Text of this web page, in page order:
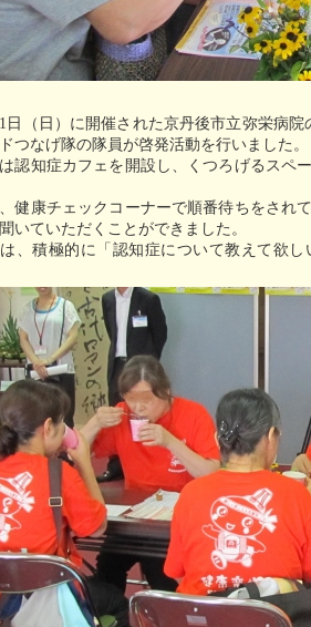
日（日）に開催された京丹後市立弥栄病
つなげ隊の隊員が啓発活動を行いました。
認知症カフェを開設し、くつろげるスペ
健康チェックコーナーで順番待ちをされ
いていただくことができました。
、積極的に「認知症について教えて欲